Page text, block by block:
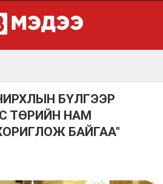
БҮЛГЭЭР
ТӨРИЙН НАМ
БАЙГАА"